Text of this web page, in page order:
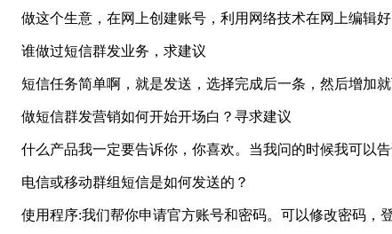
做这个生意，在网上创建账号，利用网络技术在网上编辑
谁做过短信群发业务，求建议
短信任务简单啊，就是发送，选择完成后一条，然后增加就
做短信群发营销如何开始开场白？寻求建议
什么产品我一定要告诉你，你喜欢。当我问的时候我可以
电信或移动群组短信是如何发送的？
使用程序:我们帮你申请官方账号和密码。可以修改密码，